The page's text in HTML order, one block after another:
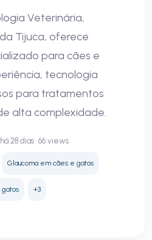
Veterinária,
Tijuca, oferece
para cães e
tecnologia
para tratamentos
alta complexidade.
28 dias • 66 views
Glaucoma em cães e gatos
+3